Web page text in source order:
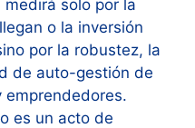
solo por la
o la inversión
por la robustez, la
de auto-gestión de
emprendedores.
es un acto de